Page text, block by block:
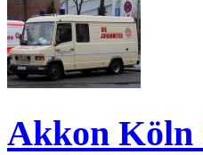
Akkon Köln